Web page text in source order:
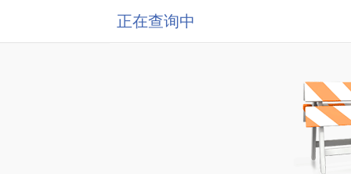
正在查询中